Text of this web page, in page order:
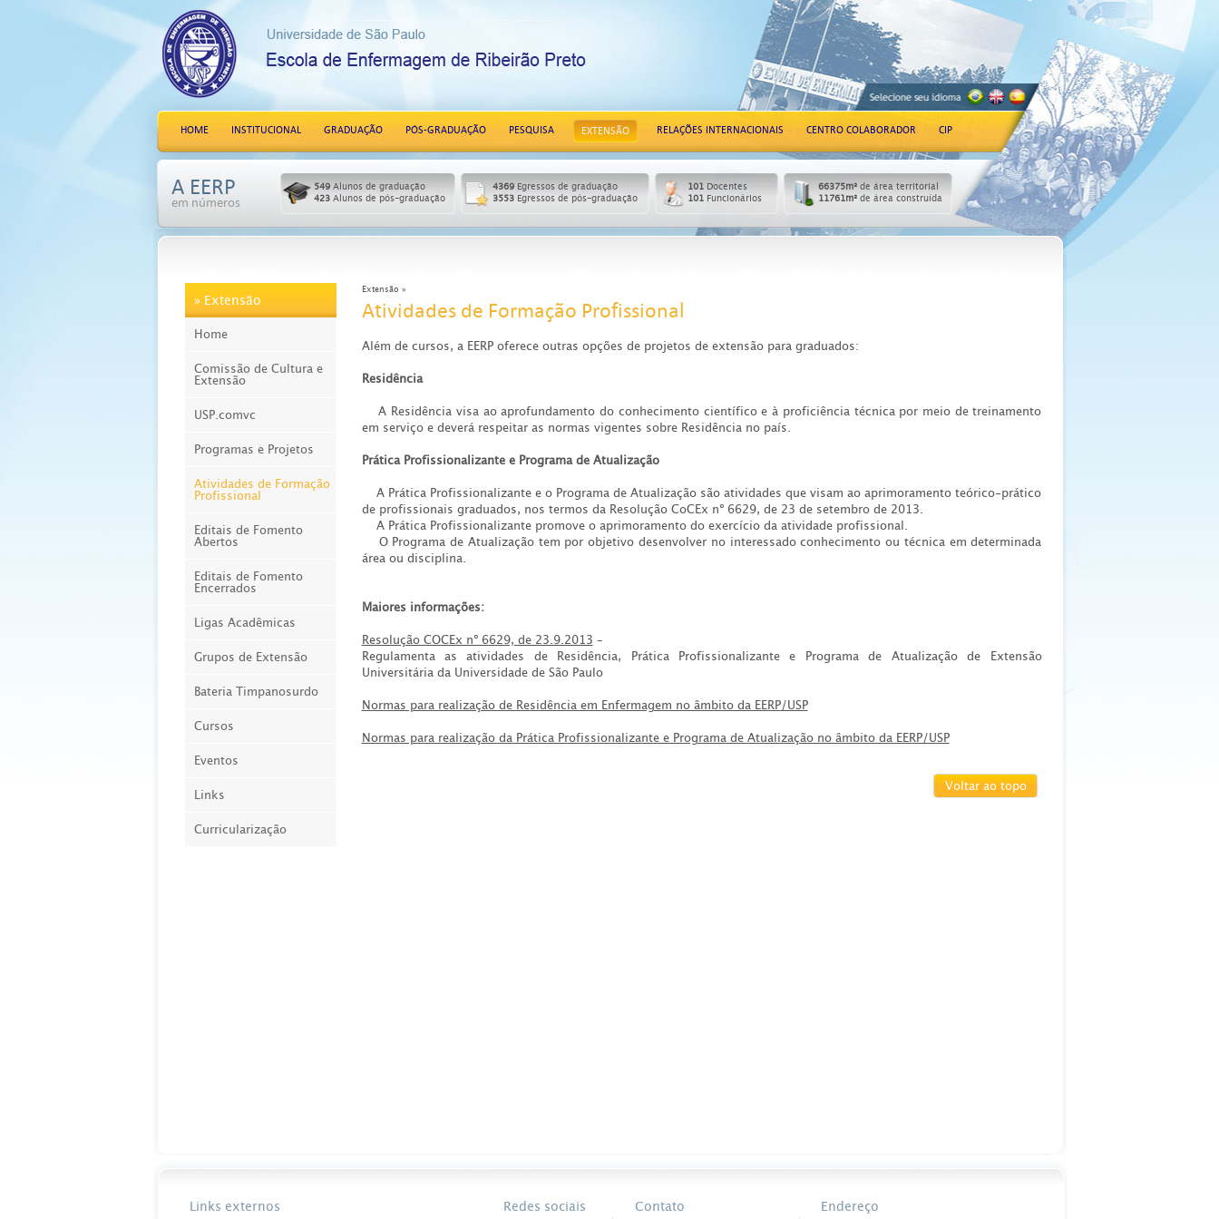
HOME INSTITUCIONAL GRADUAÇÃO PÓS-GRADUAÇÃO PESQUISA EXTENSÃO RELAÇÕES INTERNACIONAIS CENTRO COLABORADOR CIP
A EERP
em números
549Alunos de graduação
423Alunos de pós-graduação
4369Egressos de graduação
3553Egressos de pós-graduação
101Docentes
101Funcionários
66375m²de área territorial
11761m²de área construída
» Extensão
Home
Comissão de Cultura e
Extensão
USP.comvc
Programas e Projetos
Atividades de Formação
Profissional
Editais de Fomento
Abertos
Editais de Fomento
Encerrados
Ligas Acadêmicas
Grupos de Extensão
Bateria Timpanosurdo
Cursos
Eventos
Links
Curricularização
Extensão »
Atividades de Formação Profissional
Além de cursos, a EERP oferece outras opções de projetos de extensão para graduados:
Residência
A Residência visa ao aprofundamento do conhecimento científico e à proficiência técnica por meio de treinamento
em serviço e deverá respeitar as normas vigentes sobre Residência no país.
Prática Profissionalizante e Programa de Atualização
A Prática Profissionalizante e o Programa de Atualização são atividades que visam ao aprimoramento teórico-prático
de profissionais graduados, nos termos da Resolução CoCEx nº 6629, de 23 de setembro de 2013.
A Prática Profissionalizante promove o aprimoramento do exercício da atividade profissional.
O Programa de Atualização tem por objetivo desenvolver no interessado conhecimento ou técnica em determinada
área ou disciplina.
Maiores informações:
Resolução COCEx nº 6629, de 23.9.2013 –
Regulamenta as atividades de Residência, Prática Profissionalizante e Programa de Atualização de Extensão
Universitária da Universidade de São Paulo
Normas para realização de Residência em Enfermagem no âmbito da EERP/USP
Normas para realização da Prática Profissionalizante e Programa de Atualização no âmbito da EERP/USP
Voltar ao topo
Links externos Redes sociais Contato Endereço